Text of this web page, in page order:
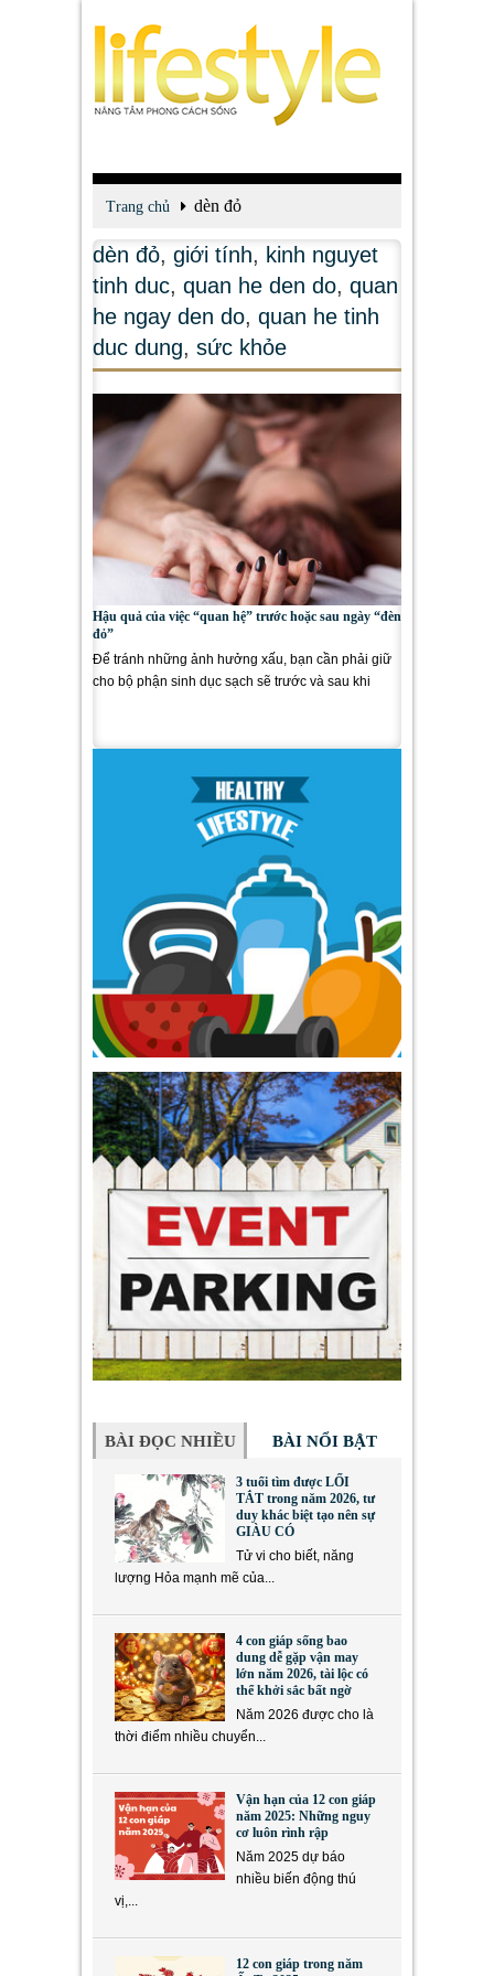
Trang chủ dèn đỏ
dèn đỏ, giới tính, kinh nguyet
tinh duc, quan he den do, quan
he ngay den do, quan he tinh
duc dung, sức khỏe
Hậu quả của việc “quan hệ” trước hoặc sau ngày “đèn
đỏ”
Để tránh những ảnh hưởng xấu, bạn cần phải giữ
cho bộ phận sinh dục sạch sẽ trước và sau khi
BÀI ĐỌC NHIỀU BÀI NỔI BẬT
3 tuổi tìm được LỐI
TẮT trong năm 2026, tư
duy khác biệt tạo nên sự
GIÀU CÓ
Tử vi cho biết, năng
lượng Hỏa mạnh mẽ của...
4 con giáp sống bao
dung dễ gặp vận may
lớn năm 2026, tài lộc có
thể khởi sắc bất ngờ
Năm 2026 được cho là
thời điểm nhiều chuyển...
Vận hạn của 12 con giáp
năm 2025: Những nguy
cơ luôn rình rập
Năm 2025 dự báo
nhiều biến động thú
vị,...
12 con giáp trong năm